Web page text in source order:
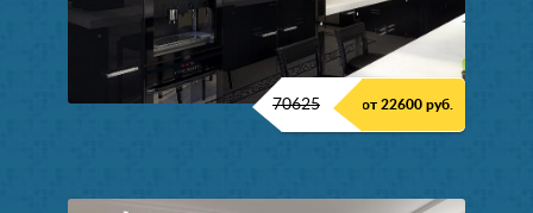
70625 от 22600 руб.